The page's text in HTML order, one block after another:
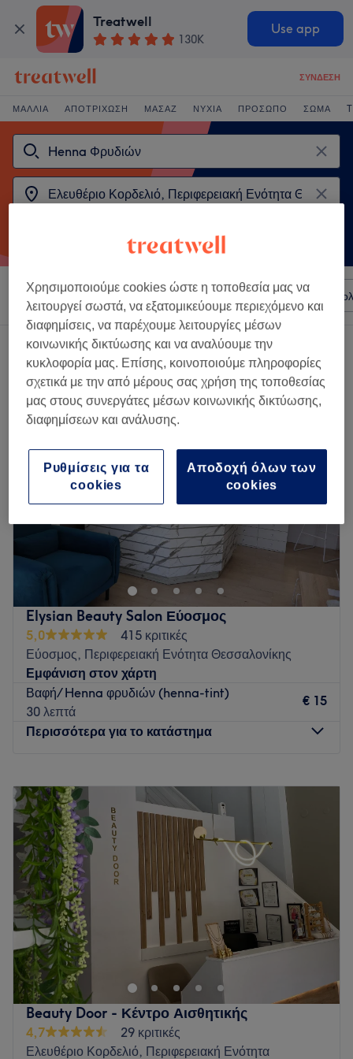
Treatwell
130K
Use app
ΣΎΝΔΕΣΗ
ΜΑΛΛΙΆ ΑΠΟΤΡΊΧΩΣΗ ΜΑΣΆΖ ΝΎΧΙΑ ΠΡΌΣΩΠΟ ΣΏΜΑ
Ταξινόμηση κατά Σαλόνια Άμεσες Προσφορές
2 καταστήματα που προσφέρουν:
henna φρυδιών κοντά Ελευθέριο Κορδελιό, Περιφερειακή Ενότητα
Θεσσαλονίκης
Elysian Beauty Salon Εύοσμος
5,0
415 κριτικές
Εύοσμος, Περιφερειακή Ενότητα Θεσσαλονίκης
Εμφάνιση στον χάρτη
Βαφή/ Henna φρυδιών (henna-tint)
30 λεπτά
€ 15
Περισσότερα για το κατάστημα
Τρίτη
21:00
Τετάρτη
21:00
Πέμπτη
21:00
Παρασκευή
09:00 –
21:00
Σάββατο
Κλειστό
Κυριακή
Κλειστό
Το Elysian beauty salon λειτουργεί στον Εύοσμο
Θεσσαλονίκης από το 2019 από δύο καταξιωμένες
αισθητικούς ΤΕΙ την Άννα και Κωνσταντίνα Κωνσταντινίδου
με πολύ αγάπη και αφοσίωση για τον χώρο της αισθητικής,
με συνεχή έρευνα και αναζήτηση για τις πιο εξελιγμένες
υπηρεσίες και τεχνικές για τα πιο άψογα αποτελέσματα! Στο
κατάστημα θα βρείς ένα ζεστό, φιλόξενο, επαγγελαμτικό
Beauty Door - Κέντρο Αισθητικής
4,7
29 κριτικές
Ελευθέριο Κορδελιό, Περιφερειακή Ενότητα
Χρησιμοποιούμε cookies ώστε η τοποθεσία μας να
λειτουργεί σωστά, να εξατομικεύουμε περιεχόμενο και
διαφημίσεις, να παρέχουμε λειτουργίες μέσων
κοινωνικής δικτύωσης και να αναλύουμε την
κυκλοφορία μας. Επίσης, κοινοποιούμε πληροφορίες
σχετικά με την από μέρους σας χρήση της τοποθεσίας
μας στους συνεργάτες μέσων κοινωνικής δικτύωσης,
διαφημίσεων και ανάλυσης.
Αποδοχή όλων των
cookies
Ρυθμίσεις για τα
cookies